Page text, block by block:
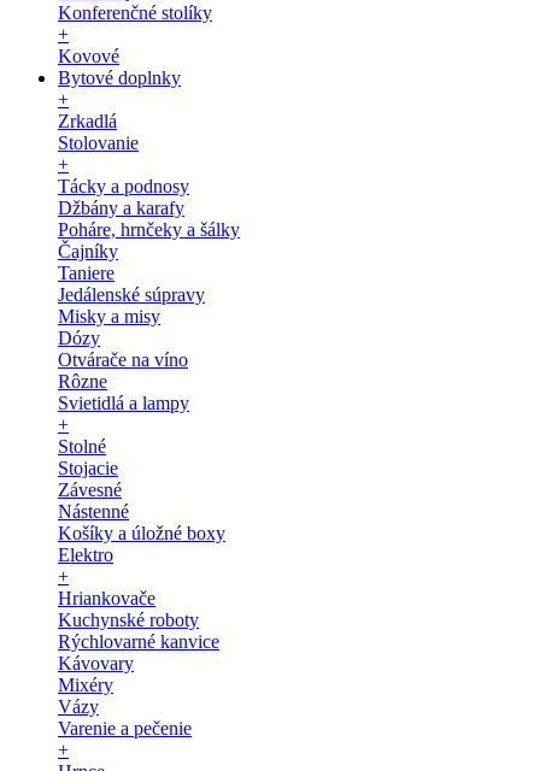
Konferenčné stolíky
+
Kovové
Bytové doplnky
+
Zrkadlá
Stolovanie
+
Tácky a podnosy
Džbány a karafy
Poháre, hrnčeky a šálky
Čajníky
Taniere
Jedálenské súpravy
Misky a misy
Dózy
Otvárače na víno
Rôzne
Svietidlá a lampy
+
Stolné
Stojacie
Závesné
Nástenné
Košíky a úložné boxy
Elektro
+
Hriankovače
Kuchynské roboty
Rýchlovarné kanvice
Kávovary
Mixéry
Vázy
Varenie a pečenie
+